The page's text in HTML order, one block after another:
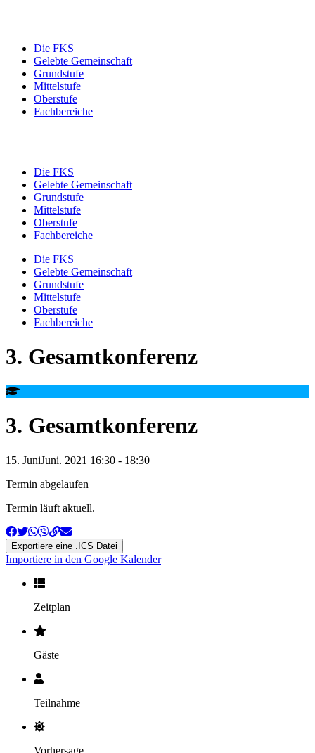
Die FKS
Gelebte Gemeinschaft
Grundstufe
Mittelstufe
Oberstufe
Fachbereiche
Die FKS
Gelebte Gemeinschaft
Grundstufe
Mittelstufe
Oberstufe
Fachbereiche
Die FKS
Gelebte Gemeinschaft
Grundstufe
Mittelstufe
Oberstufe
Fachbereiche
3. Gesamtkonferenz
3. Gesamtkonferenz
15. JuniJuni. 2021 16:30 - 18:30
Termin abgelaufen
Termin läuft aktuell.
Exportiere eine .ICS Datei
Importiere in den Google Kalender
Zeitplan
Gäste
Teilnahme
Vorhersage